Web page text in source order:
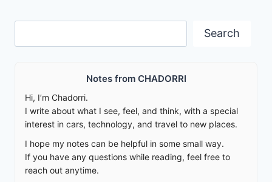
Search
Notes from CHADORRI
Hi, I’m Chadorri.
I write about what I see, feel, and think, with a special
interest in cars, technology, and travel to new places.
I hope my notes can be helpful in some small way.
If you have any questions while reading, feel free to
reach out anytime.